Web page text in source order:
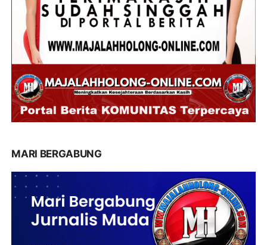
MARI BERGABUNG